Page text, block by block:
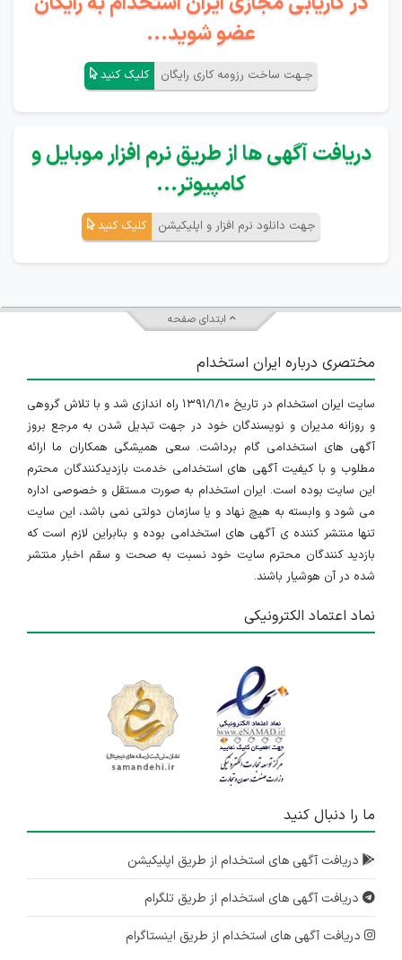
عضو شوید...
جـهت ساخت رزومه کاری رایگان کلیک کنید
دریافت آگهی ها از طریق نرم افزار موبایل و
کامپیوتر...
جهت دانلود نرم افزار و اپلیکیشن کلیک کنید
ابتدای صفحه
مختصری درباره ایران استخدام
سایت ایران استخدام در تاریخ ۱۳۹۱/۱/۱۰ راه اندازی شد و با تلاش گروهی
و روزانه مدیران و نویسندگان خود در جهت تبدیل شدن به مرجع بروز
آگهی های استخدامی گام برداشت. سعی همیشگی همکاران ما ارائه
مطلوب و با کیفیت آگهی های استخدامی خدمت بازدیدکنندگان محترم
این سایت بوده است. ایران استخدام به صورت مستقل و خصوصی اداره
می شود و وابسته به هیچ نهاد و یا سازمان دولتی نمی باشد، این سایت
تنها منتشر کننده ی آگهی های استخدامی بوده و بنابراین لازم است که
بازدید کنندگان محترم سایت خود نسبت به صحت و سقم اخبار منتشر
شده در آن هوشیار باشند.
نماد اعتماد الکترونیکی
ما را دنبال کنید
دریافت آگهی های استخدام از طریق اپلیکیشن
دریافت آگهی های استخدام از طریق تلگرام
دریافت آگهی های استخدام از طریق اینستاگرام